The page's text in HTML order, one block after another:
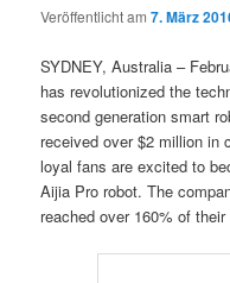
Veröffentlicht am7. März
SYDNEY, Australia –
has revolutionized the
second generation smart
received over $2 million in
loyal fans are excited to
Aijia Pro robot. The
reached over 160% of